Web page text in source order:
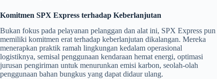
Komitmen SPX Express terhadap Keberlanjutan
Bukan fokus pada pelayanan pelanggan dan alat ini, SPX Express pun
memiliki komitmen erat terhadap keberlanjutan dikalangan. Mereka
menerapkan praktik ramah lingkungan kedalam operasional
logistiknya, semisal penggunaan kendaraan hemat energi, optimasi
jurusan pengiriman untuk menurunkan emisi karbon, seolah-olah
penggunaan bahan bungkus yang dapat didaur ulang.